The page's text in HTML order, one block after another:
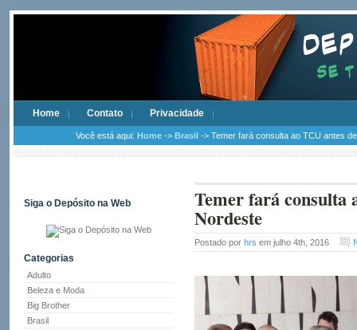
Home Contato Privacidade
Você está aqui: Home -> Brasil -> Temer fará consulta ao TCU antes
Siga o Depósito na Web
Categorias
Adulto
Beleza e Moda
Big Brother
Brasil
Temer fará consulta
Nordeste
Postado por hrs em julho 4th, 2016